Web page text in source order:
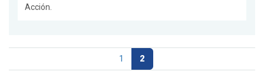
Acción.
1 2